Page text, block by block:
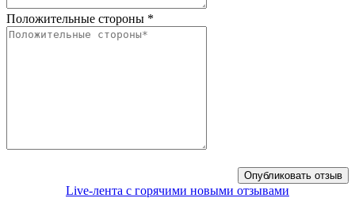
Положительные стороны *
Live-лента с горячими новыми отзывами